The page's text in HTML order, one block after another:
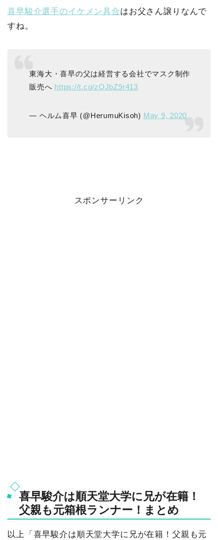
喜早駿介選手のイケメン具合はお父さん譲りなんで
すね。
東海大・喜早の父は経営する会社でマスク制作
販売へ https://t.co/zOJbZ9r413
— ヘルム喜早 (@HerumuKisoh) May 9, 2020
スポンサーリンク
喜早駿介は順天堂大学に兄が在籍！
父親も元箱根ランナー！まとめ
以上「喜早駿介は順天堂大学に兄が在籍！父親も元